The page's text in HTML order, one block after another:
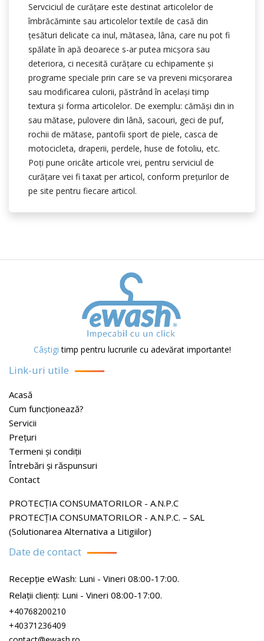
Servciciul de curățare este destinat articolelor de
îmbrăcăminte sau articolelor textile de casă din
țesături delicate ca inul, mătasea, lâna, care nu pot fi
spălate în apă deoarece s-ar putea micşora sau
deteriora, ci necesită curăţare cu echipamente și
programe speciale prin care se va preveni micşorarea
sau modificarea culorii, păstrând în acelaşi timp
textura și forma articolelor. De exemplu: cămăşi din in
sau mătase, pulovere din lână, sacouri, geci de puf,
rochii de mătase, pantofii sport de piele, casca de
motocicleta, draperii, perdele, huse de fotoliu, etc.
Poţi pune oricâte articole vrei, pentru serviciul de
curăţare vei fi taxat per articol, conform preţurilor de
pe site pentru fiecare articol.
Câștigi timp pentru lucrurile cu adevărat importante!
Link-uri utile
Acasă
Cum funcționează?
Servicii
Prețuri
Termeni și condiții
Întrebări și răspunsuri
Contact
PROTECŢIA CONSUMATORILOR - A.N.P.C
PROTECŢIA CONSUMATORILOR - A.N.P.C. – SAL
(Solutionarea Alternativa a Litigiilor)
Date de contact
Recepție eWash: Luni - Vineri 08:00-17:00.
Relații clienți: Luni - Vineri 08:00-17:00.
+40768200210
+40371236409